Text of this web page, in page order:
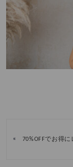
« 70%OFFでお得に